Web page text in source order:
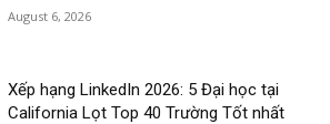
August 6, 2026
Xếp hạng LinkedIn 2026: 5 Đại học tại
California Lọt Top 40 Trường Tốt nhất